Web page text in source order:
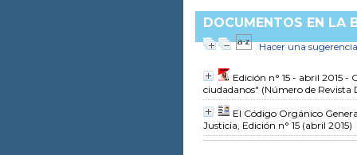
DOCUMENTOS EN LA
Hacer una sugerencia
Edición n° 15 - abril 2015 -
ciudadanos" (Número de Revista
El Código Orgánico
Justicia, Edición n° 15 (abril 2015)